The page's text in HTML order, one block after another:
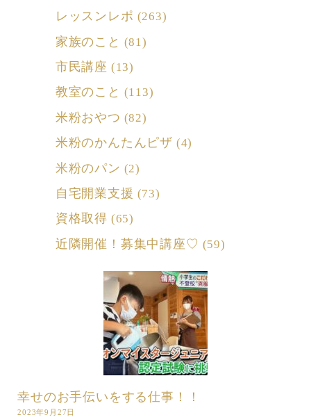
レッスンレポ (263)
家族のこと (81)
市民講座 (13)
教室のこと (113)
米粉おやつ (82)
米粉のかんたんピザ (4)
米粉のパン (2)
自宅開業支援 (73)
資格取得 (65)
近隣開催！募集中講座♡ (59)
幸せのお手伝いをする仕事！！
2023年9月27日